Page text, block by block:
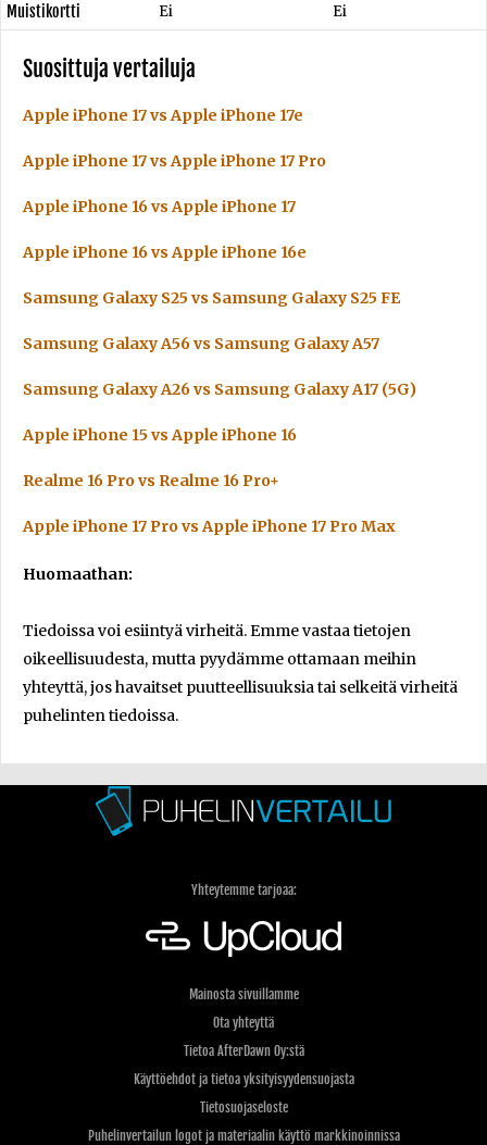
Muistikortti
Ei Ei
Suosittuja vertailuja
Apple iPhone 17 vs Apple iPhone 17e
Apple iPhone 17 vs Apple iPhone 17 Pro
Apple iPhone 16 vs Apple iPhone 17
Apple iPhone 16 vs Apple iPhone 16e
Samsung Galaxy S25 vs Samsung Galaxy S25 FE
Samsung Galaxy A56 vs Samsung Galaxy A57
Samsung Galaxy A26 vs Samsung Galaxy A17 (5G)
Apple iPhone 15 vs Apple iPhone 16
Realme 16 Pro vs Realme 16 Pro+
Apple iPhone 17 Pro vs Apple iPhone 17 Pro Max
Huomaathan:
Tiedoissa voi esiintyä virheitä. Emme vastaa tietojen
oikeellisuudesta, mutta pyydämme ottamaan meihin
yhteyttä, jos havaitset puutteellisuuksia tai selkeitä virheitä
puhelinten tiedoissa.
Yhteytemme tarjoaa:
Mainosta sivuillamme
Ota yhteyttä
Tietoa AfterDawn Oy:stä
Käyttöehdot ja tietoa yksityisyydensuojasta
Tietosuojaseloste
Puhelinvertailun logot ja materiaalin käyttö markkinoinnissa